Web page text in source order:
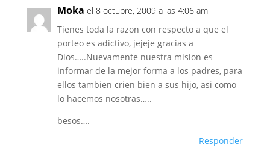
Moka el 8 octubre, 2009 a las 4:06 am
Tienes toda la razon con respecto a que el
porteo es adictivo, jejeje gracias a
Dios…..Nuevamente nuestra mision es
informar de la mejor forma a los padres, para
ellos tambien crien bien a sus hijo, asi como
lo hacemos nosotras…..
besos….
Responder